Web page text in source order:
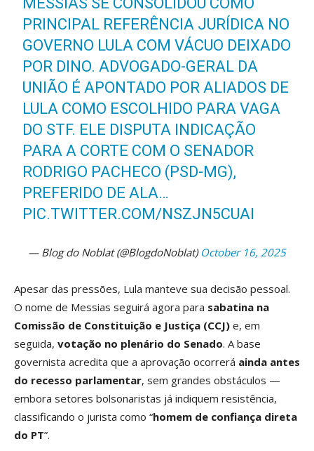
PRINCIPAL REFERÊNCIA JURÍDICA NO
GOVERNO LULA COM VÁCUO DEIXADO
POR DINO. ADVOGADO-GERAL DA
UNIÃO É APONTADO POR ALIADOS DE
LULA COMO ESCOLHIDO PARA VAGA
DO STF. ELE DISPUTA INDICAÇÃO
PARA A CORTE COM O SENADOR
RODRIGO PACHECO (PSD-MG),
PREFERIDO DE ALA…
PIC.TWITTER.COM/NSZJN5CUAI
— Blog do Noblat (@BlogdoNoblat) October 16, 2025
Apesar das pressões, Lula manteve sua decisão pessoal.
O nome de Messias seguirá agora para sabatina na
Comissão de Constituição e Justiça (CCJ) e, em
seguida, votação no plenário do Senado. A base
governista acredita que a aprovação ocorrerá ainda antes
do recesso parlamentar, sem grandes obstáculos —
embora setores bolsonaristas já indiquem resistência,
classificando o jurista como “homem de confiança direta
do PT”.